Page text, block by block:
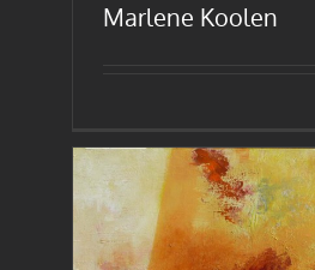
Marlene Koolen